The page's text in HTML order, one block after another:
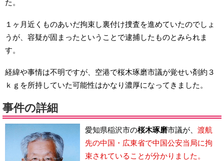
た。
１ヶ月近くものあいだ拘束し裏付け捜査を進めていたのでしょ
うが、容疑が固まったということで逮捕したものとみられま
す。
経緯や事情は不明ですが、空港で桜木琢磨市議が覚せい剤約３
ｋｇを所持していた可能性はかなり濃厚になってきました。
事件の詳細
愛知県稲沢市の桜木琢磨市議が、 渡航
先の中国・広東省で中国公安当局に拘
束されていることが分かりました。